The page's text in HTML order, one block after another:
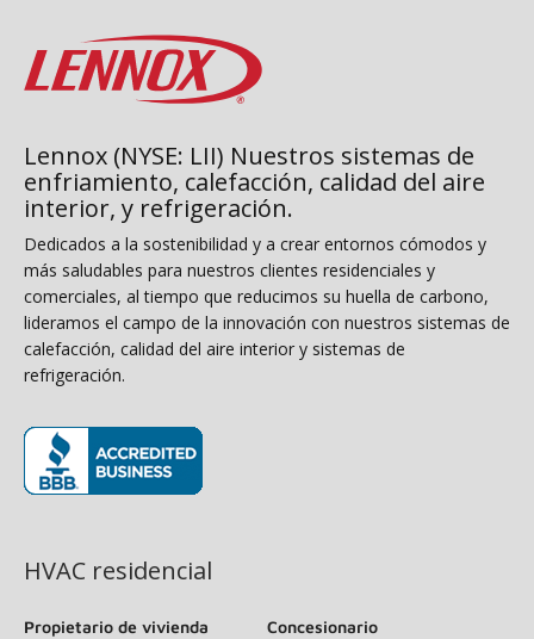
Lennox (NYSE: LII) Nuestros sistemas de
enfriamiento, calefacción, calidad del aire
interior, y refrigeración.
Dedicados a la sostenibilidad y a crear entornos cómodos y
más saludables para nuestros clientes residenciales y
comerciales, al tiempo que reducimos su huella de carbono,
lideramos el campo de la innovación con nuestros sistemas de
calefacción, calidad del aire interior y sistemas de
refrigeración.
HVAC residencial
Propietario de vivienda
Concesionario